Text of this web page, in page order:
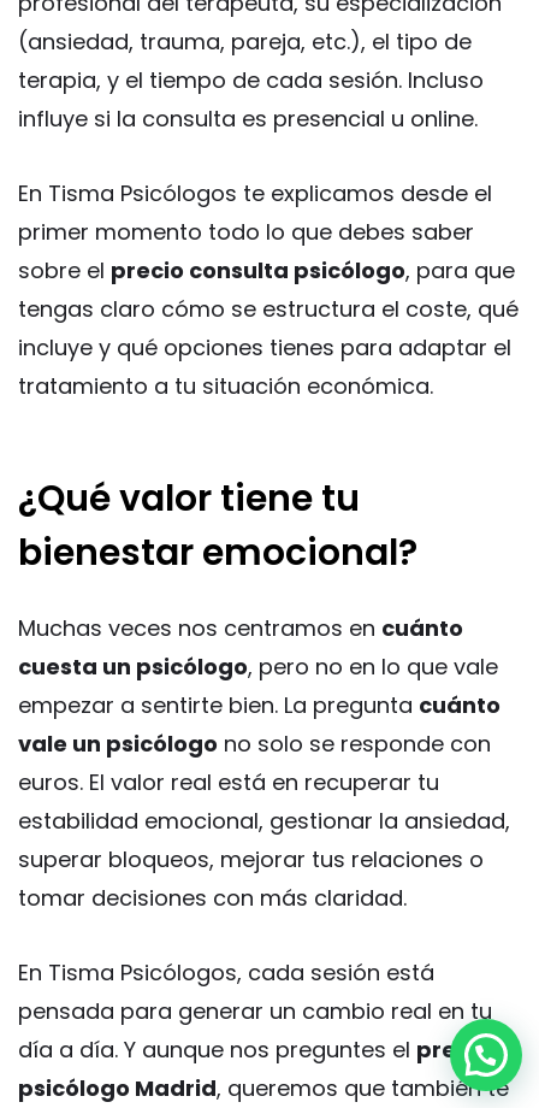
(ansiedad, trauma, pareja, etc.), el tipo de
terapia, y el tiempo de cada sesión. Incluso
influye si la consulta es presencial u online.
En Tisma Psicólogos te explicamos desde el
primer momento todo lo que debes saber
sobre el precio consulta psicólogo, para que
tengas claro cómo se estructura el coste, qué
incluye y qué opciones tienes para adaptar el
tratamiento a tu situación económica.
¿Qué valor tiene tu
bienestar emocional?
Muchas veces nos centramos en cuánto
cuesta un psicólogo, pero no en lo que vale
empezar a sentirte bien. La pregunta cuánto
vale un psicólogo no solo se responde con
euros. El valor real está en recuperar tu
estabilidad emocional, gestionar la ansiedad,
superar bloqueos, mejorar tus relaciones o
tomar decisiones con más claridad.
En Tisma Psicólogos, cada sesión está
pensada para generar un cambio real en tu
día a día. Y aunque nos preguntes el precio
psicólogo Madrid, queremos que también te